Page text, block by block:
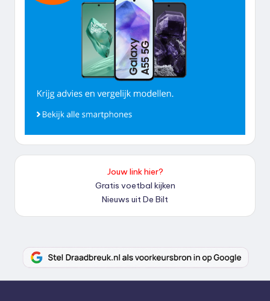
Jouw link hier?
Gratis voetbal kijken
Nieuws uit De Bilt